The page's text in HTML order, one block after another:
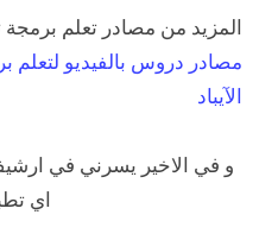
المزيد من مصادر تعلم برمجة
مصادر دروس بالفيديو لتعلم
الآيباد
و في الاخير يسرني في
اي